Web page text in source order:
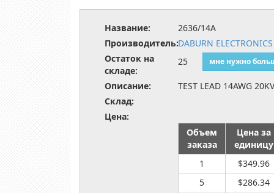
Название:
2636/14A
Производитель:DABURN ELECTRONICS
Остаток на
складе:
25 мне нужно
Описание:
TEST LEAD 14AWG
Склад:
Цена:
Объем
заказа
Цена за
единицу
1
$349.96
5
$286.34